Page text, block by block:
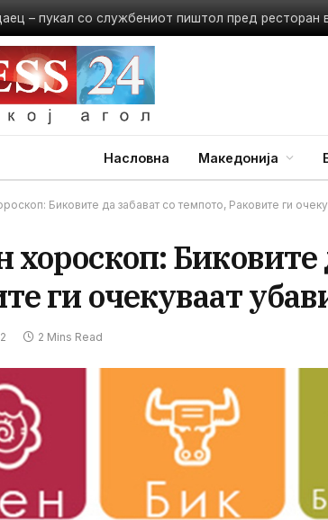
– пукал со службениот пиштол пред ресторан
Насловна Македонија
Биковите да забават со темпото, Раковите ги
хороскоп: Биковите
ги очекуваат
2 Mins Read